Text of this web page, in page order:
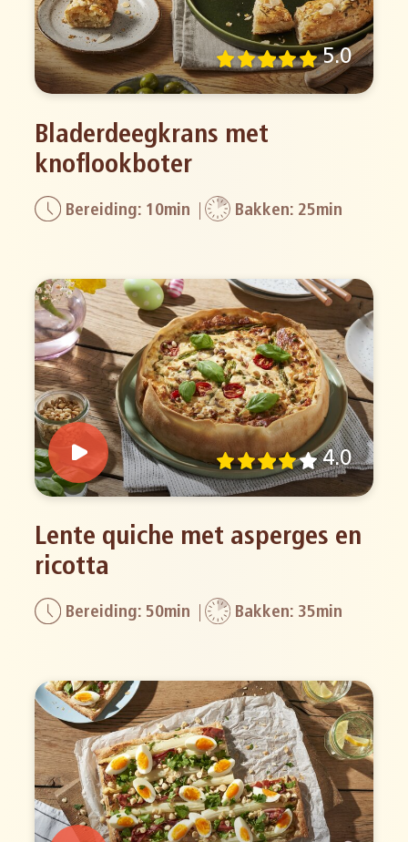
5.0
Bladerdeegkrans met
knoflookboter
Bereiding: 10min Bakken: 25min
4.0
Lente quiche met asperges en
ricotta
Bereiding: 50min Bakken: 35min